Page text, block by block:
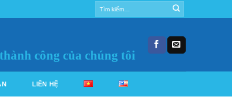
Tìm
công của chúng tôi
LIÊN HỆ